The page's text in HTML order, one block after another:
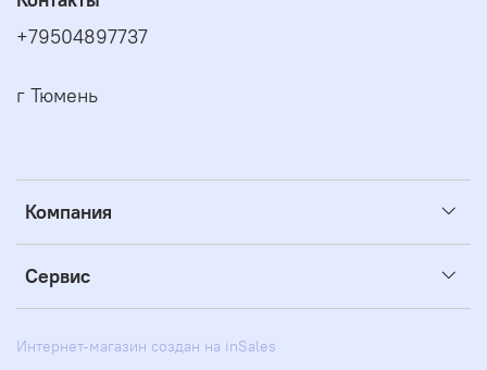
Компания
Сервис
+79504897737
г Тюмень
Интернет-магазин создан на inSales